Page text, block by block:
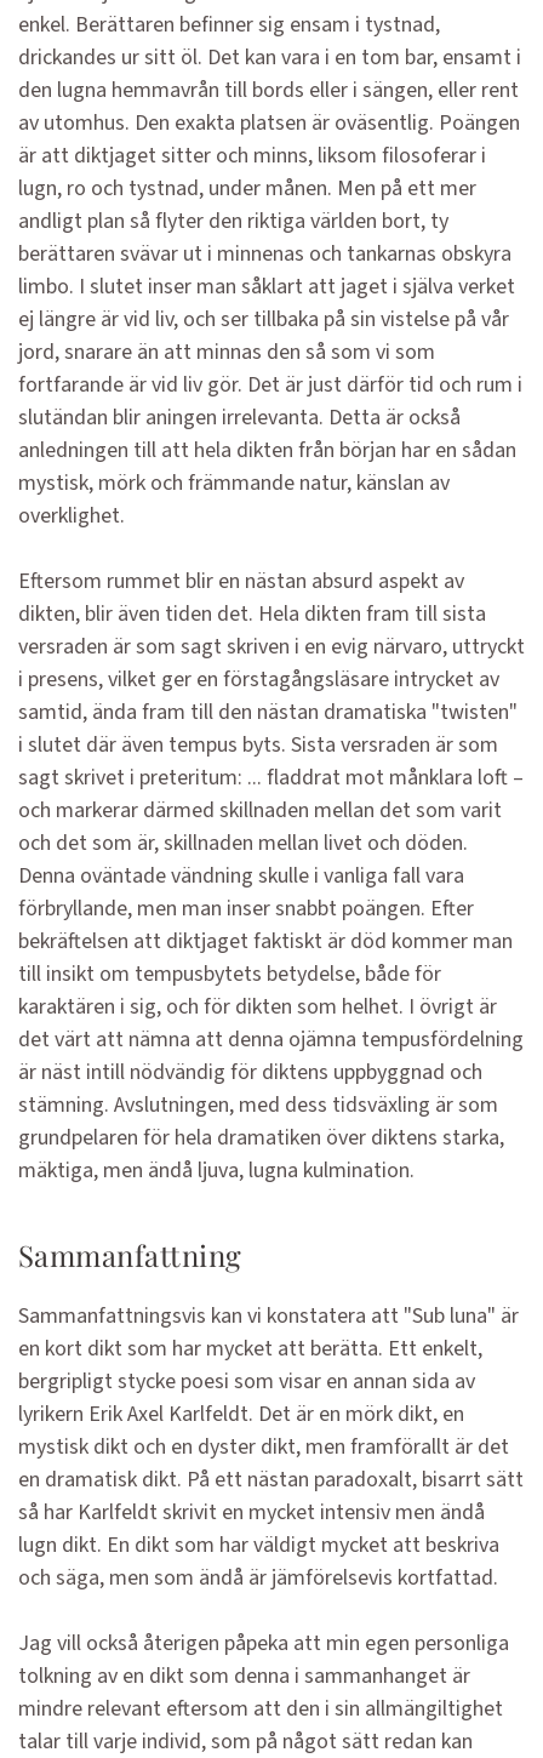
enkel. Berättaren befinner sig ensam i tystnad,
drickandes ur sitt öl. Det kan vara i en tom bar, ensamt i
den lugna hemmavrån till bords eller i sängen, eller rent
av utomhus. Den exakta platsen är oväsentlig. Poängen
är att diktjaget sitter och minns, liksom filosoferar i
lugn, ro och tystnad, under månen. Men på ett mer
andligt plan så flyter den riktiga världen bort, ty
berättaren svävar ut i minnenas och tankarnas obskyra
limbo. I slutet inser man såklart att jaget i själva verket
ej längre är vid liv, och ser tillbaka på sin vistelse på vår
jord, snarare än att minnas den så som vi som
fortfarande är vid liv gör. Det är just därför tid och rum i
slutändan blir aningen irrelevanta. Detta är också
anledningen till att hela dikten från början har en sådan
mystisk, mörk och främmande natur, känslan av
overklighet.
Eftersom rummet blir en nästan absurd aspekt av
dikten, blir även tiden det. Hela dikten fram till sista
versraden är som sagt skriven i en evig närvaro, uttryckt
i presens, vilket ger en förstagångsläsare intrycket av
samtid, ända fram till den nästan dramatiska "twisten"
i slutet där även tempus byts. Sista versraden är som
sagt skrivet i preteritum: ... fladdrat mot månklara loft –
och markerar därmed skillnaden mellan det som varit
och det som är, skillnaden mellan livet och döden.
Denna oväntade vändning skulle i vanliga fall vara
förbryllande, men man inser snabbt poängen. Efter
bekräftelsen att diktjaget faktiskt är död kommer man
till insikt om tempusbytets betydelse, både för
karaktären i sig, och för dikten som helhet. I övrigt är
det värt att nämna att denna ojämna tempusfördelning
är näst intill nödvändig för diktens uppbyggnad och
stämning. Avslutningen, med dess tidsväxling är som
grundpelaren för hela dramatiken över diktens starka,
mäktiga, men ändå ljuva, lugna kulmination.
Sammanfattning
Sammanfattningsvis kan vi konstatera att "Sub luna" är
en kort dikt som har mycket att berätta. Ett enkelt,
bergripligt stycke poesi som visar en annan sida av
lyrikern Erik Axel Karlfeldt. Det är en mörk dikt, en
mystisk dikt och en dyster dikt, men framförallt är det
en dramatisk dikt. På ett nästan paradoxalt, bisarrt sätt
så har Karlfeldt skrivit en mycket intensiv men ändå
lugn dikt. En dikt som har väldigt mycket att beskriva
och säga, men som ändå är jämförelsevis kortfattad.
Jag vill också återigen påpeka att min egen personliga
tolkning av en dikt som denna i sammanhanget är
mindre relevant eftersom att den i sin allmängiltighet
talar till varje individ, som på något sätt redan kan